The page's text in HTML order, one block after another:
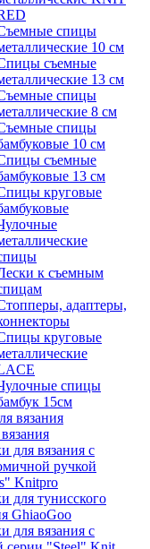
спицы
10 см
съемные
13 см
спицы
8 см
спицы
10 см
съемные
13 см
круговые
к съемным
адаптеры,
круговые
спицы
15см
для вязания с
ручкой
Knitpro
для тунисского
GhiaoGoo
для вязания с